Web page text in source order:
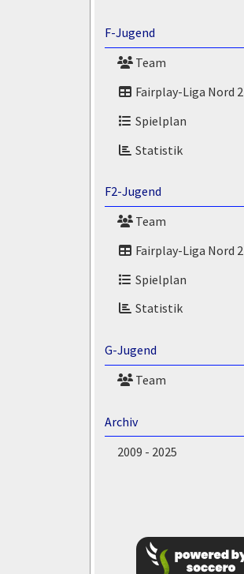
F-Jugend
Team
Fairplay-Liga Nord 2
Spielplan
Statistik
F2-Jugend
Team
Fairplay-Liga Nord 2
Spielplan
Statistik
G-Jugend
Team
Archiv
2009 - 2025